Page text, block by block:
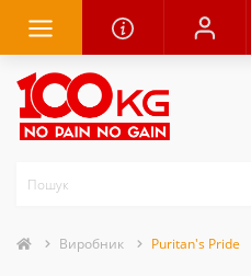
Виробник Puritan's Pride